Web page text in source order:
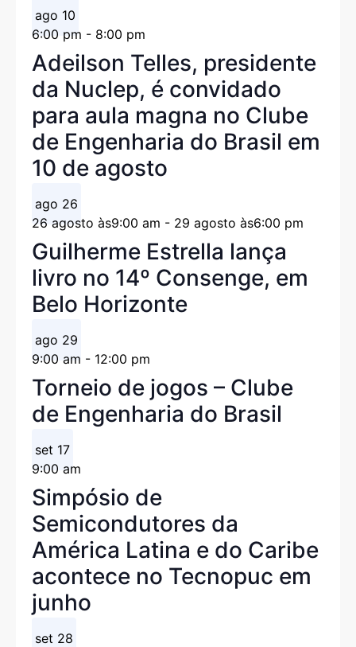
ago 10
6:00 pm - 8:00 pm
Adeilson Telles, presidente
da Nuclep, é convidado
para aula magna no Clube
de Engenharia do Brasil em
10 de agosto
ago 26
26 agosto às9:00 am - 29 agosto às6:00 pm
Guilherme Estrella lança
livro no 14º Consenge, em
Belo Horizonte
ago 29
9:00 am - 12:00 pm
Torneio de jogos – Clube
de Engenharia do Brasil
set 17
9:00 am
Simpósio de
Semicondutores da
América Latina e do Caribe
acontece no Tecnopuc em
junho
set 28